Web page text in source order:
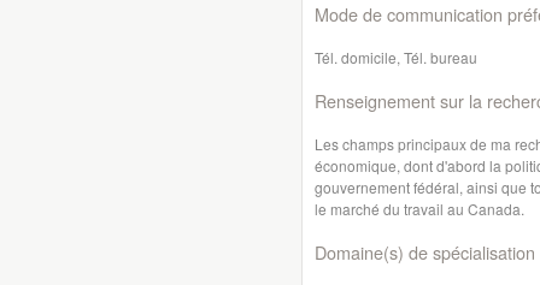
Mode de communication
Tél. domicile, Tél. bureau
Renseignement sur la
Les champs principaux de ma
économique, dont d'abord la
gouvernement fédéral, ainsi que
le marché du travail au Canada.
Domaine(s) de spécialisation